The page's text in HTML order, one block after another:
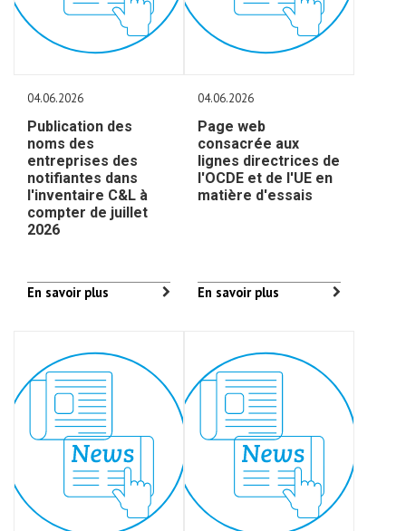
04.06.2026
Publication des
noms des
entreprises des
notifiantes dans
l'inventaire C&L à
compter de juillet
2026
En savoir plus
04.06.2026
Page web
consacrée aux
lignes directrices de
l'OCDE et de l'UE en
matière d'essais
En savoir plus